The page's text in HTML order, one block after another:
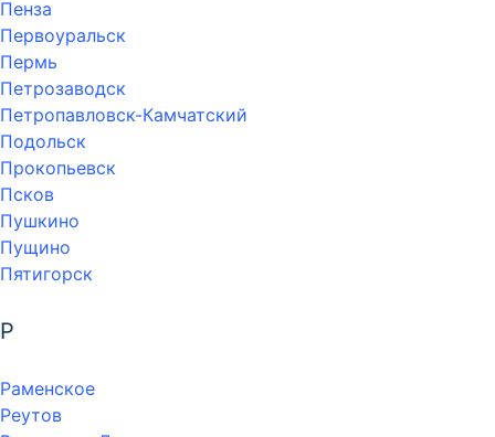
Пенза
Первоуральск
Пермь
Петрозаводск
Петропавловск-Камчатский
Подольск
Прокопьевск
Псков
Пушкино
Пущино
Пятигорск
Р
Раменское
Реутов